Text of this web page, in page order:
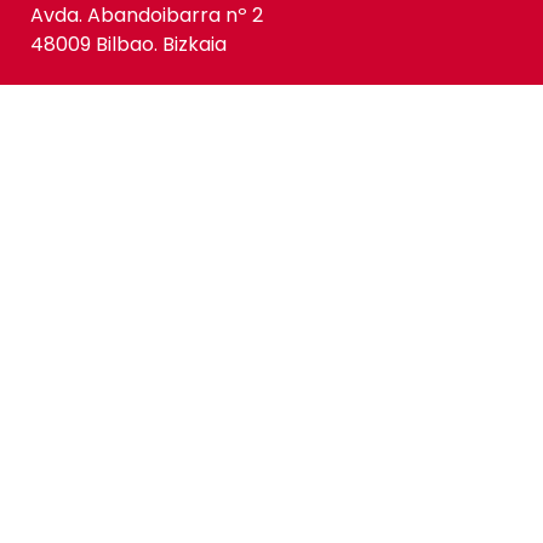
Avda. Abandoibarra nº 2
48009 Bilbao. Bizkaia